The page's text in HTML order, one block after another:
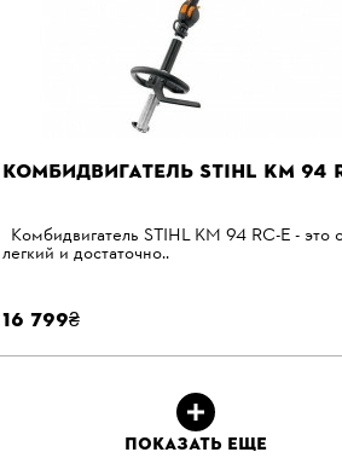
КОМБИДВИГАТЕЛЬ STIHL KM 94
Комбидвигатель STIHL KM 94 RС-Е - это
легкий и достаточно..
16 799₴
ПОКАЗАТЬ ЕЩЕ